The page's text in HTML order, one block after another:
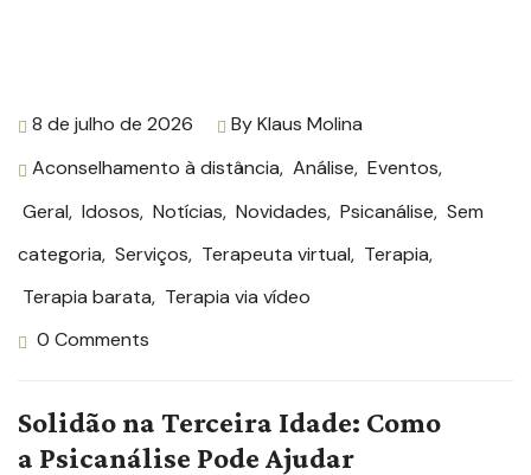
8 de julho de 2026 ByKlaus Molina
Aconselhamento à distância, Análise, Eventos,
Geral, Idosos, Notícias, Novidades, Psicanálise, Sem
categoria, Serviços, Terapeuta virtual, Terapia,
Terapia barata, Terapia via vídeo
0 Comments
Solidão na Terceira Idade: Como
a Psicanálise Pode Ajudar